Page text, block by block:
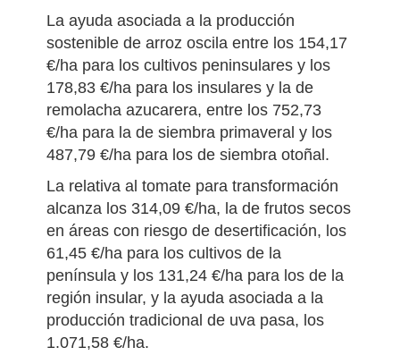
La ayuda asociada a la producción
sostenible de arroz oscila entre los 154,17
€/ha para los cultivos peninsulares y los
178,83 €/ha para los insulares y la de
remolacha azucarera, entre los 752,73
€/ha para la de siembra primaveral y los
487,79 €/ha para los de siembra otoñal.
La relativa al tomate para transformación
alcanza los 314,09 €/ha, la de frutos secos
en áreas con riesgo de desertificación, los
61,45 €/ha para los cultivos de la
península y los 131,24 €/ha para los de la
región insular, y la ayuda asociada a la
producción tradicional de uva pasa, los
1.071,58 €/ha.